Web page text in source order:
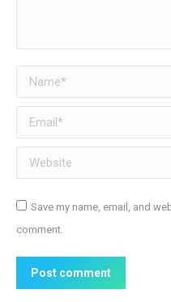
Name *
Email *
Website
Save my name, email, and
comment.
Post comment